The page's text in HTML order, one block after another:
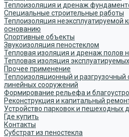
Теплоизоляция и дренаж
Специальные строительные работы
Теплоизоляция неэксплуатируемой
основанию
Спортивные объекты
Звукоизоляция пеностеклом
Тепловая изоляция и дренаж полов
Тепловая изоляция
Прочее применение
Теплоизоляционный и разгрузочный
линейных сооружений
Формирование рельефа и
Реконструкция и капитальный
Устройство парковок и пешеходных
Где купить
Контакты
Субстрат из пеностекла